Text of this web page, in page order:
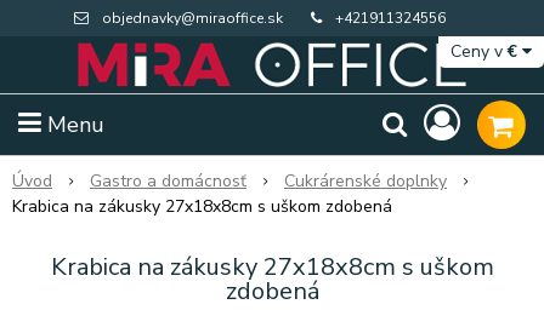
objednavky@miraoffice.sk +421911324556
Menu
Ceny v€
Úvod Gastro a domácnosť
Cukrárenské doplnky
Krabica na zákusky 27x18x8cm s uškom zdobená
Krabica na zákusky 27x18x8cm s uškom
zdobená